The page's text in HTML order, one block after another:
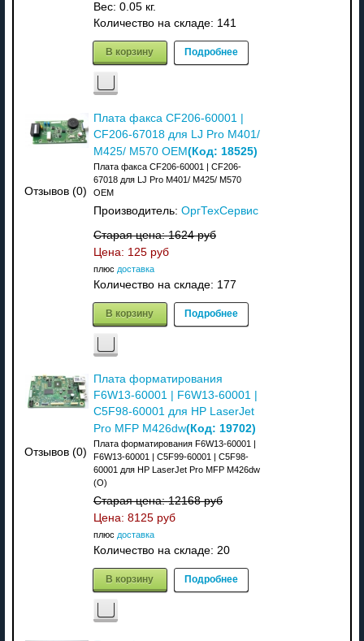
Вес: 0.05 кг.
Количество на складе: 141
В корзину Подробнее
Отзывов (0)
Плата факса CF206-60001 |
CF206-67018 для LJ Pro M401/
M425/ M570 OEM(Код: 18525)
Плата факса CF206-60001 | CF206-
67018 для LJ Pro M401/ M425/ M570
OEM
Производитель: ОргТехСервис
Старая цена:1624 руб
Цена: 125 руб
плюс доставка
Количество на складе: 177
В корзину Подробнее
Отзывов (0)
Плата форматирования
F6W13-60001 | F6W13-60001 |
C5F98-60001 для HP LaserJet
Pro MFP M426dw(Код: 19702)
Плата форматирования F6W13-60001 |
F6W13-60001 | C5F99-60001 | C5F98-
60001 для HP LaserJet Pro MFP M426dw
(О)
Старая цена:12168 руб
Цена: 8125 руб
плюс доставка
Количество на складе: 20
В корзину Подробнее